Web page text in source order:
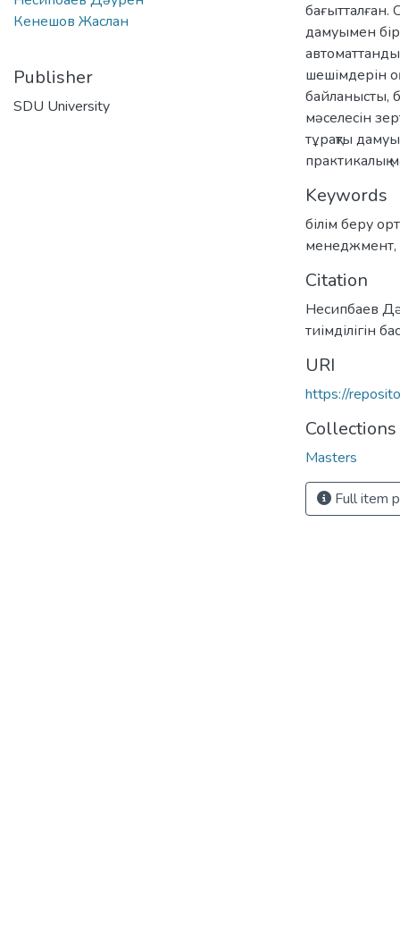
Кенешов Жаслан
Publisher
SDU University
бағытталған.
дамуымен
шешімдерін
байланысты,
мәселесін
тұрақты
практикалық
Keywords
білім беру
менеджмент,
Citation
Несипбаев
тиімділігін
URI
https://
Collections
Masters
Full item